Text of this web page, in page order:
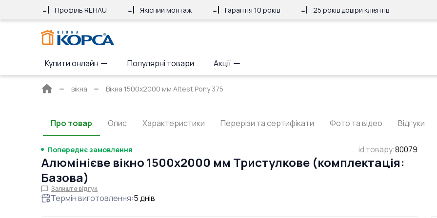
Профіль REHAU Якісний монтаж Гарантія 10 років 25 років довіри клієнтів
Купити онлайн Популярні товари Акції
Головна
вікна Вікна 1500x2000 мм Altest Pony 375
Про товар Опис Характеристики Перерізи та сертифікати Фото та відео Відгуки
Попереднє замовлення id товару:80079
Алюмінієве вікно 1500x2000 мм Тристулкове (комплектація:
Базова)
Залиште відгук
Термін виготовлення:5днів